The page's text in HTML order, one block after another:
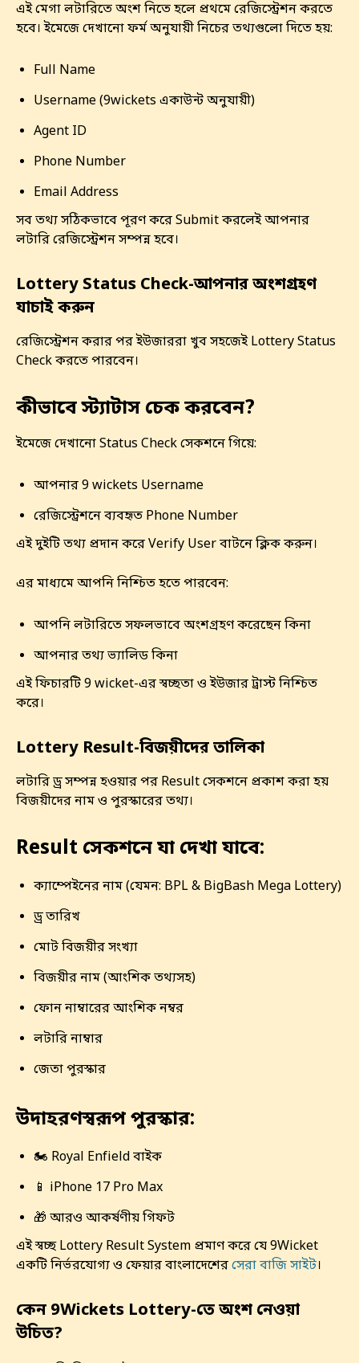
এই মেগা লটারিতে অংশ নিতে হলে প্রথমে রেজিস্ট্রেশন করতে
হবে। ইমেজে দেখানো ফর্ম অনুযায়ী নিচের তথ্যগুলো দিতে হয়:
Full Name
Username (9wickets একাউন্ট অনুযায়ী)
Agent ID
Phone Number
Email Address
সব তথ্য সঠিকভাবে পূরণ করে Submit করলেই আপনার
লটারি রেজিস্ট্রেশন সম্পন্ন হবে।
Lottery Status Check-আপনার অংশগ্রহণ
যাচাই করুন
রেজিস্ট্রেশন করার পর ইউজাররা খুব সহজেই Lottery Status
Check করতে পারবেন।
কীভাবে স্ট্যাটাস চেক করবেন?
ইমেজে দেখানো Status Check সেকশনে গিয়ে:
আপনার 9 wickets Username
রেজিস্ট্রেশনে ব্যবহৃত Phone Number
এই দুইটি তথ্য প্রদান করে Verify User বাটনে ক্লিক করুন।
এর মাধ্যমে আপনি নিশ্চিত হতে পারবেন:
আপনি লটারিতে সফলভাবে অংশগ্রহণ করেছেন কিনা
আপনার তথ্য ভ্যালিড কিনা
এই ফিচারটি 9 wicket-এর স্বচ্ছতা ও ইউজার ট্রাস্ট নিশ্চিত
করে।
Lottery Result-বিজয়ীদের তালিকা
লটারি ড্র সম্পন্ন হওয়ার পর Result সেকশনে প্রকাশ করা হয়
বিজয়ীদের নাম ও পুরস্কারের তথ্য।
Result সেকশনে যা দেখা যাবে:
ক্যাম্পেইনের নাম (যেমন: BPL & BigBash Mega Lottery)
ড্র তারিখ
মোট বিজয়ীর সংখ্যা
বিজয়ীর নাম (আংশিক তথ্যসহ)
ফোন নাম্বারের আংশিক নম্বর
লটারি নাম্বার
জেতা পুরস্কার
উদাহরণস্বরূপ পুরস্কার:
🏍️ Royal Enfield বাইক
📱 iPhone 17 Pro Max
🎁 আরও আকর্ষণীয় গিফট
এই স্বচ্ছ Lottery Result System প্রমাণ করে যে 9Wicket
একটি নির্ভরযোগ্য ও ফেয়ার বাংলাদেশেরসেরা বাজি সাইট।
কেন 9Wickets Lottery-তে অংশ নেওয়া
উচিত?